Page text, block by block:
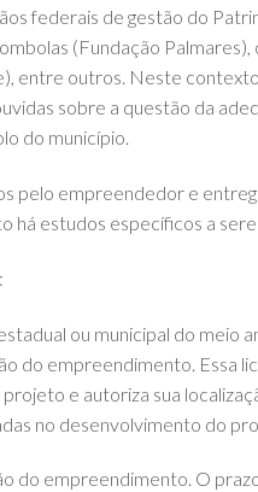
federais de gestão do
(Fundação
entre outros. Neste
sobre a questão da
do município.
pelo empreendedor e
há estudos específicos a
ou municipal do meio
do empreendimento. Essa
e autoriza sua
no desenvolvimento do
do empreendimento. O